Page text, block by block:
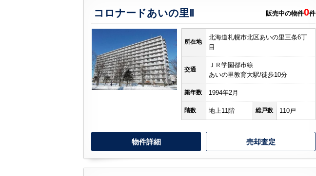
コロナードあいの里Ⅱ 販売中の物件0件
所在地
北海道札幌市北区あいの里三条6丁
目
交通
ＪＲ学園都市線
あいの里教育大駅/徒歩10分
築年数 1994年2月
階数 地上11階 総戸数 110戸
物件詳細 売却査定